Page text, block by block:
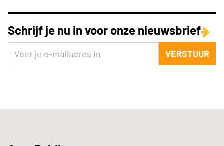
Schrijf je nu in voor onze nieuwsbrief
VERSTUUR